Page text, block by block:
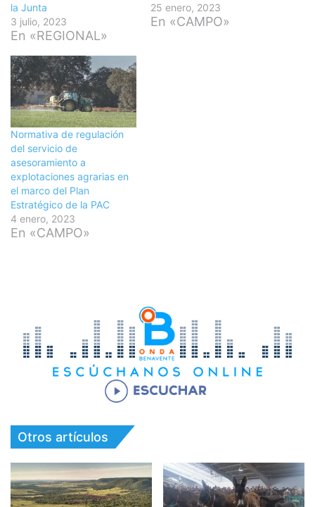
la Junta
3 julio, 2023
En «REGIONAL»
25 enero, 2023
En «CAMPO»
Normativa de regulación
del servicio de
asesoramiento a
explotaciones agrarias en
el marco del Plan
Estratégico de la PAC
4 enero, 2023
En «CAMPO»
Otros artículos